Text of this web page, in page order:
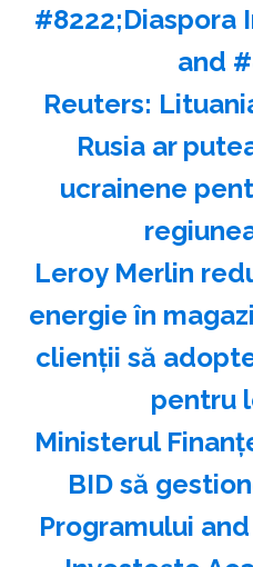
#8222;Diaspora
and
Reuters:
Rusia ar
ucrainene
Leroy Merlin
energie în
clienţii să
pentru
Ministerul
BID să
Programului